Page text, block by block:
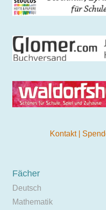
Kontakt
Fächer
Deutsch
Mathematik